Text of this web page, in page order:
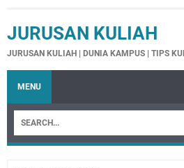
JURUSAN KULIAH
JURUSAN KULIAH | DUNIA KAMPUS | TIPS
MENU